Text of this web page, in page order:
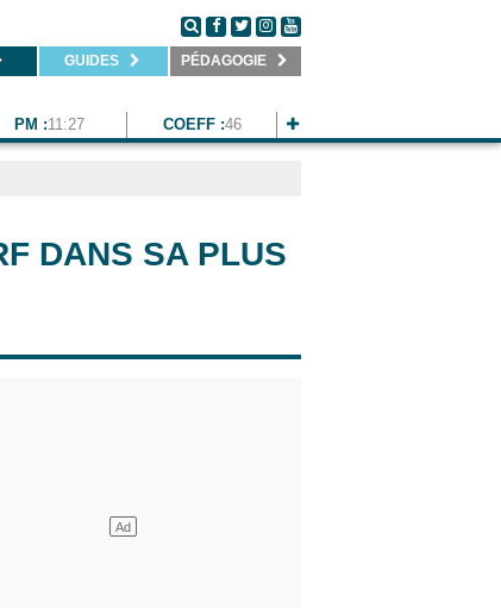
GUIDES PÉDAGOGIE
PM :11:27 COEFF :46
DANS SA PLUS